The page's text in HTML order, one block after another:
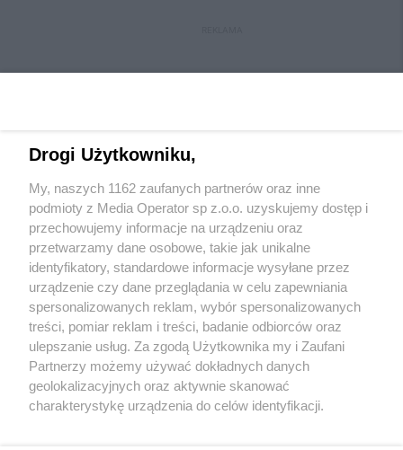
Wydawca mediówlokalnych
Nie zapomnij
zapoznać się z:
polityką prywatności regulamin korzystania z portali
Twojemiasto
Piekary Śląskie
Chorzów
Tarnowskie Góry
Skontakuj sięz nami
Kontakt
Wydawca
Redakcja
Drogi Użytkowniku,
My, naszych 1162 zaufanych partnerów oraz inne
podmioty z Media Operator sp z.o.o. uzyskujemy dostęp i
przechowujemy informacje na urządzeniu oraz
przetwarzamy dane osobowe, takie jak unikalne
identyfikatory, standardowe informacje wysyłane przez
urządzenie czy dane przeglądania w celu zapewniania
spersonalizowanych reklam, wybór spersonalizowanych
treści, pomiar reklam i treści, badanie odbiorców oraz
ulepszanie usług. Za zgodą Użytkownika my i Zaufani
Partnerzy możemy używać dokładnych danych
geolokalizacyjnych oraz aktywnie skanować
charakterystykę urządzenia do celów identyfikacji.